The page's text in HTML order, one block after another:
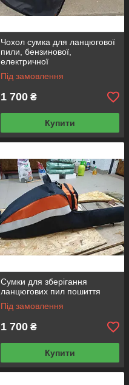
Чохол сумка для ланцюгової
пили, бензинової,
електричної
Під замовлення
1 700 ₴
Купити
Сумки для зберігання
ланцюгових пил пошиття
Під замовлення
1 700 ₴
Купити